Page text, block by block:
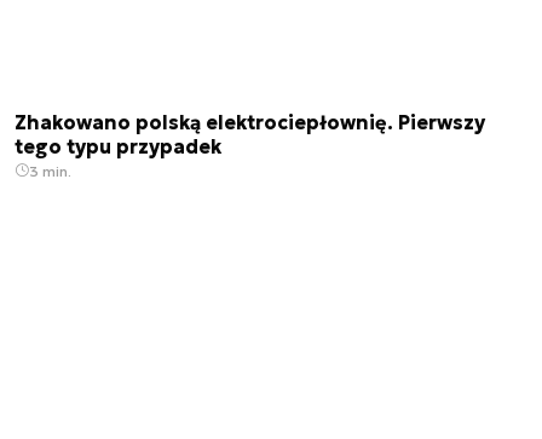
Zhakowano polską elektrociepłownię. Pierwszy
tego typu przypadek
3 min.